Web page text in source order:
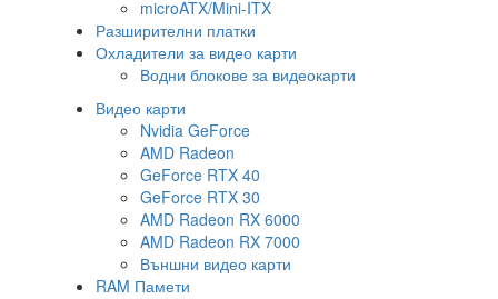
microATX/Mini-ITX
Разширителни платки
Охладители за видео карти
Водни блокове за видеокарти
Видео карти
Nvidia GeForce
AMD Radeon
GeForce RTX 40
GeForce RTX 30
AMD Radeon RX 6000
AMD Radeon RX 7000
Външни видео карти
RAM Памети